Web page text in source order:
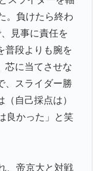
。負けたら終わ
見事に責任を
普段よりも腕を
芯に当てさせな
、スライダー勝
自己採点は）
良かった」と笑
、帝京大と対戦